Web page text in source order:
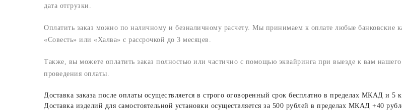
дата отгрузки.
Оплатить заказ можно по наличному и безналичному расчету. Мы принимаем к оплате любые банковские
«Совесть» или «Халва» с рассрочкой до 3 месяцев.
Также, вы можете оплатить заказ полностью или частично с помощью эквайринга при выезде к вам
проведения оплаты.
Доставка заказа после оплаты осуществляется в строго оговоренный срок бесплатно в пределах МКАД и
Доставка изделий для самостоятельной установки осуществляется за 500 рублей в пределах МКАД +40